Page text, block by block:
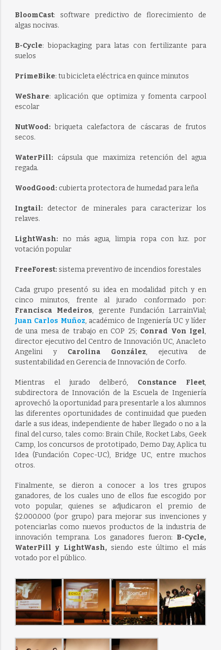
BloomCast: software predictivo de florecimiento de
algas nocivas.
B-Cycle: biopackaging para latas con fertilizante para
suelos
PrimeBike: tu bicicleta eléctrica en quince minutos
WeShare: aplicación que optimiza y fomenta carpool
escolar
NutWood: briqueta calefactora de cáscaras de frutos
secos.
WaterPill: cápsula que maximiza retención del agua
regada.
WoodGood: cubierta protectora de humedad para leña
Ingtail: detector de minerales para caracterizar los
relaves.
LightWash: no más agua, limpia ropa con luz. por
votación popular
FreeForest: sistema preventivo de incendios forestales
Cada grupo presentó su idea en modalidad pitch y en
cinco minutos, frente al jurado conformado por:
Francisca Medeiros, gerente Fundación LarrainVial;
Juan Carlos Muñoz, académico de Ingeniería UC y líder
de una mesa de trabajo en COP 25; Conrad Von Igel,
director ejecutivo del Centro de Innovación UC, Anacleto
Angelini y Carolina González, ejecutiva de
sustentabilidad en Gerencia de Innovación de Corfo.
Mientras el jurado deliberó, Constance Fleet,
subdirectora de Innovación de la Escuela de Ingeniería
aprovechó la oportunidad para presentarle a los alumnos
las diferentes oportunidades de continuidad que pueden
darle a sus ideas, independiente de haber llegado o no a la
final del curso, tales como: Brain Chile, Rocket Labs, Geek
Camp, los concursos de prototipado, Demo Day, Aplica tu
Idea (Fundación Copec-UC), Bridge UC, entre muchos
otros.
Finalmente, se dieron a conocer a los tres grupos
ganadores, de los cuales uno de ellos fue escogido por
voto popular, quienes se adjudicaron el premio de
$2.000.000 (por grupo) para mejorar sus invenciones y
potenciarlas como nuevos productos de la industria de
innovación temprana. Los ganadores fueron: B-Cycle,
WaterPill y LightWash,siendo este último el más
votado por el público.